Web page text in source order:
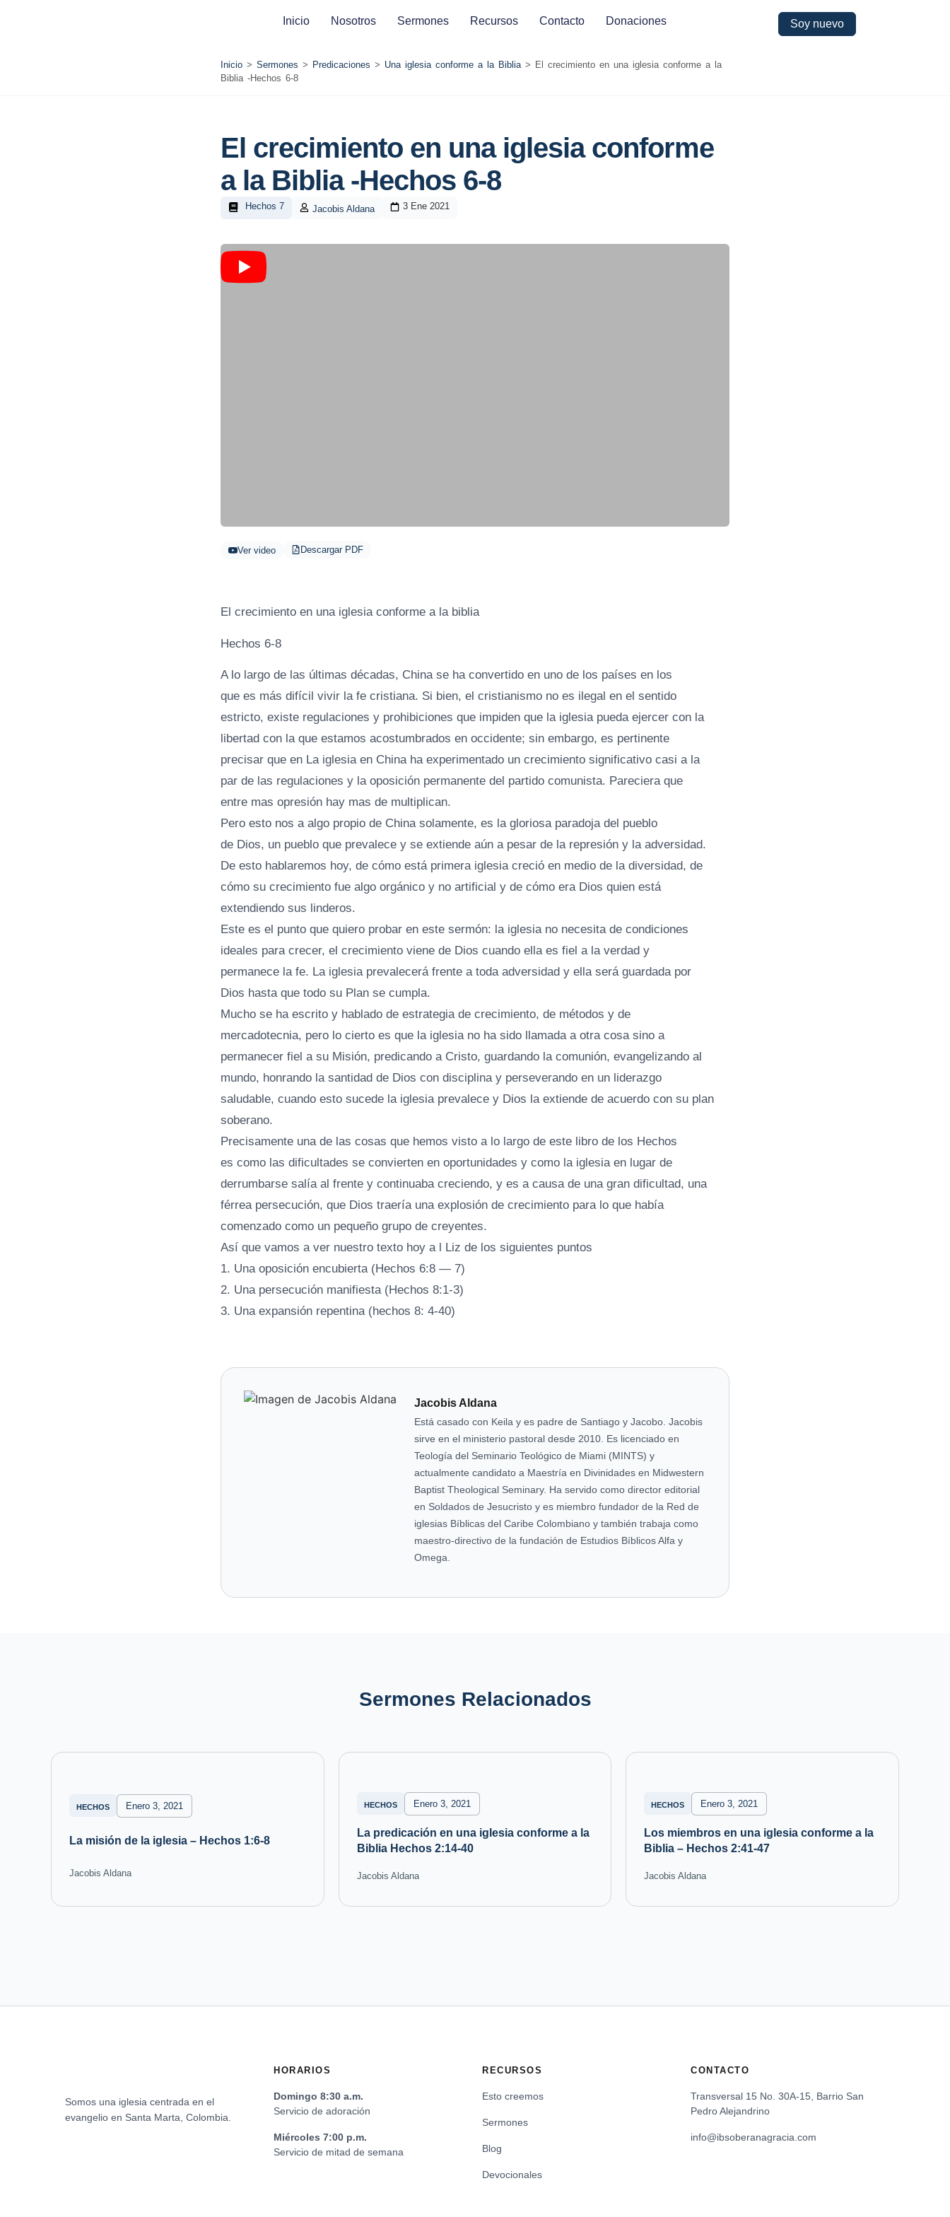
Inicio Nosotros Sermones Recursos Contacto Donaciones Soy nuevo
Inicio > Sermones > Predicaciones > Una iglesia conforme a la Biblia> El crecimiento en una iglesia conforme a la
Biblia -Hechos 6-8
El crecimiento en una iglesia conforme
a la Biblia -Hechos 6-8
Hechos 7 Jacobis Aldana 3 Ene 2021
Ver video Descargar PDF
El crecimiento en una iglesia conforme a la biblia
Hechos 6-8
A lo largo de las últimas décadas, China se ha convertido en uno de los países en los
que es más difícil vivir la fe cristiana. Si bien, el cristianismo no es ilegal en el sentido
estricto, existe regulaciones y prohibiciones que impiden que la iglesia pueda ejercer con la
libertad con la que estamos acostumbrados en occidente; sin embargo, es pertinente
precisar que en La iglesia en China ha experimentado un crecimiento significativo casi a la
par de las regulaciones y la oposición permanente del partido comunista. Pareciera que
entre mas opresión hay mas de multiplican.
Pero esto nos a algo propio de China solamente, es la gloriosa paradoja del pueblo
de Dios, un pueblo que prevalece y se extiende aún a pesar de la represión y la adversidad.
De esto hablaremos hoy, de cómo está primera iglesia creció en medio de la diversidad, de
cómo su crecimiento fue algo orgánico y no artificial y de cómo era Dios quien está
extendiendo sus linderos.
Este es el punto que quiero probar en este sermón: la iglesia no necesita de condiciones
ideales para crecer, el crecimiento viene de Dios cuando ella es fiel a la verdad y
permanece la fe. La iglesia prevalecerá frente a toda adversidad y ella será guardada por
Dios hasta que todo su Plan se cumpla.
Mucho se ha escrito y hablado de estrategia de crecimiento, de métodos y de
mercadotecnia, pero lo cierto es que la iglesia no ha sido llamada a otra cosa sino a
permanecer fiel a su Misión, predicando a Cristo, guardando la comunión, evangelizando al
mundo, honrando la santidad de Dios con disciplina y perseverando en un liderazgo
saludable, cuando esto sucede la iglesia prevalece y Dios la extiende de acuerdo con su plan
soberano.
Precisamente una de las cosas que hemos visto a lo largo de este libro de los Hechos
es como las dificultades se convierten en oportunidades y como la iglesia en lugar de
derrumbarse salía al frente y continuaba creciendo, y es a causa de una gran dificultad, una
férrea persecución, que Dios traería una explosión de crecimiento para lo que había
comenzado como un pequeño grupo de creyentes.
Así que vamos a ver nuestro texto hoy a l Liz de los siguientes puntos
1. Una oposición encubierta (Hechos 6:8 — 7)
2. Una persecución manifiesta (Hechos 8:1-3)
3. Una expansión repentina (hechos 8: 4-40)
Jacobis Aldana
Está casado con Keila y es padre de Santiago y Jacobo. Jacobis
sirve en el ministerio pastoral desde 2010. Es licenciado en
Teología del Seminario Teológico de Miami (MINTS) y
actualmente candidato a Maestría en Divinidades en Midwestern
Baptist Theological Seminary. Ha servido como director editorial
en Soldados de Jesucristo y es miembro fundador de la Red de
iglesias Bíblicas del Caribe Colombiano y también trabaja como
maestro-directivo de la fundación de Estudios Bíblicos Alfa y
Omega.
Sermones Relacionados
HECHOS Enero 3, 2021
La misión de la iglesia – Hechos 1:6-8
Jacobis Aldana
HECHOS Enero 3, 2021
La predicación en una iglesia conforme a la
Biblia Hechos 2:14-40
Jacobis Aldana
HECHOS Enero 3, 2021
Los miembros en una iglesia conforme a la
Biblia – Hechos 2:41-47
Jacobis Aldana
Somos una iglesia centrada en el
evangelio en Santa Marta, Colombia.
HORARIOS
Domingo 8:30 a.m.
Servicio de adoración
Miércoles 7:00 p.m.
Servicio de mitad de semana
RECURSOS
Esto creemos
Sermones
Blog
Devocionales
CONTACTO
Transversal 15 No. 30A-15, Barrio San
Pedro Alejandrino
info@ibsoberanagracia.com